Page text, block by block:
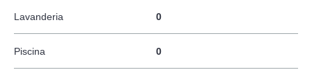
Lavanderia 0
Piscina 0